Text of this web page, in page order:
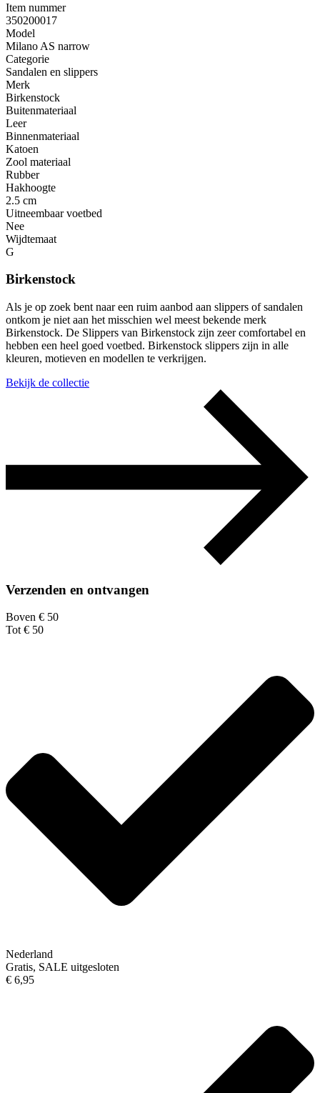
Item nummer
350200017
Model
Milano AS narrow
Categorie
Sandalen en slippers
Merk
Birkenstock
Buitenmateriaal
Leer
Binnenmateriaal
Katoen
Zool materiaal
Rubber
Hakhoogte
2.5 cm
Uitneembaar voetbed
Nee
Wijdtemaat
G
Birkenstock
Als je op zoek bent naar een ruim aanbod aan slippers of sandalen
ontkom je niet aan het misschien wel meest bekende merk
Birkenstock. De Slippers van Birkenstock zijn zeer comfortabel en
hebben een heel goed voetbed. Birkenstock slippers zijn in alle
kleuren, motieven en modellen te verkrijgen.
Bekijk de collectie
Verzenden en ontvangen
Boven € 50
Tot € 50
Nederland
Gratis, SALE uitgesloten
€ 6,95